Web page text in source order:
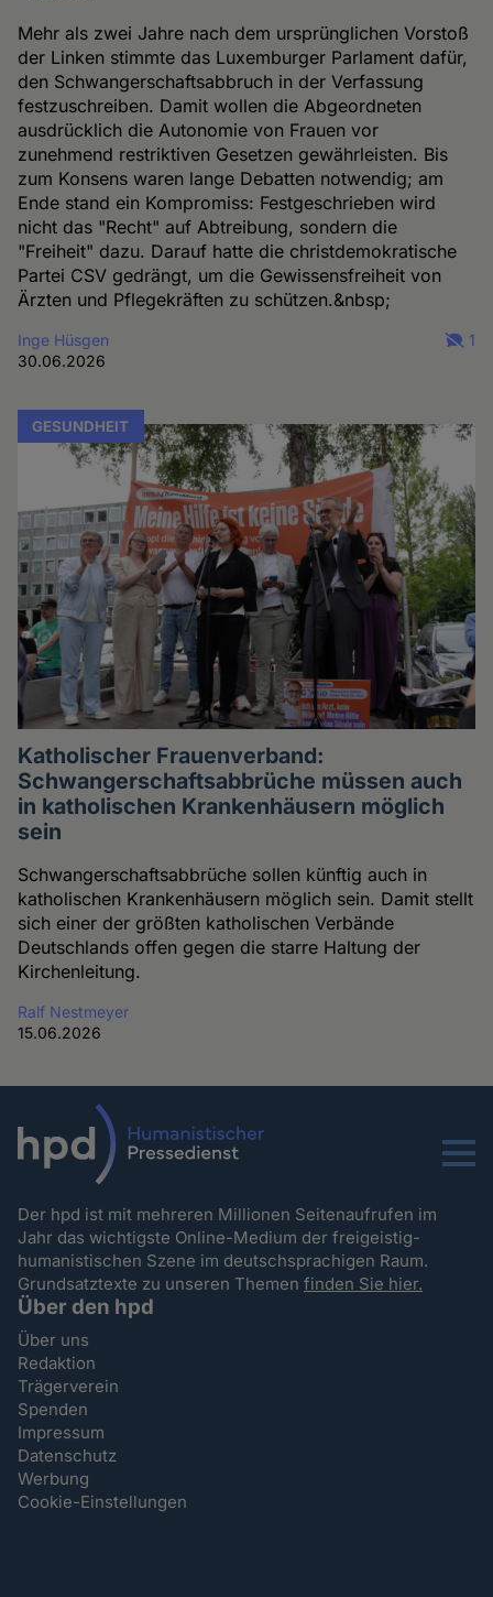
Mehr als zwei Jahre nach dem ursprünglichen Vorstoß
der Linken stimmte das Luxemburger Parlament dafür,
den Schwangerschaftsabbruch in der Verfassung
festzuschreiben. Damit wollen die Abgeordneten
ausdrücklich die Autonomie von Frauen vor
zunehmend restriktiven Gesetzen gewährleisten. Bis
zum Konsens waren lange Debatten notwendig; am
Ende stand ein Kompromiss: Festgeschrieben wird
nicht das "Recht" auf Abtreibung, sondern die
"Freiheit" dazu. Darauf hatte die christdemokratische
Partei CSV gedrängt, um die Gewissensfreiheit von
Ärzten und Pflegekräften zu schützen.&nbsp;
Inge Hüsgen
30.06.2026
1
GESUNDHEIT
Katholischer Frauenverband:
Schwangerschaftsabbrüche müssen auch
in katholischen Krankenhäusern möglich
sein
Schwangerschaftsabbrüche sollen künftig auch in
katholischen Krankenhäusern möglich sein. Damit stellt
sich einer der größten katholischen Verbände
Deutschlands offen gegen die starre Haltung der
Kirchenleitung.
Ralf Nestmeyer
15.06.2026
Menu
Der hpd ist mit mehreren Millionen Seitenaufrufen im
Jahr das wichtigste Online-Medium der freigeistig-
humanistischen Szene im deutschsprachigen Raum.
Grundsatztexte zu unseren Themenfinden Sie hier.
Über den hpd
Über uns
Redaktion
Trägerverein
Spenden
Impressum
Datenschutz
Werbung
Cookie-Einstellungen